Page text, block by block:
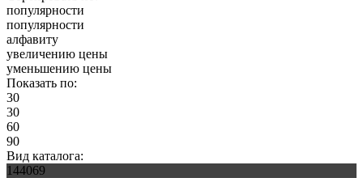
популярности
популярности
алфавиту
увеличению цены
уменьшению цены
Показать по:
30
30
60
90
Вид каталога:
144069